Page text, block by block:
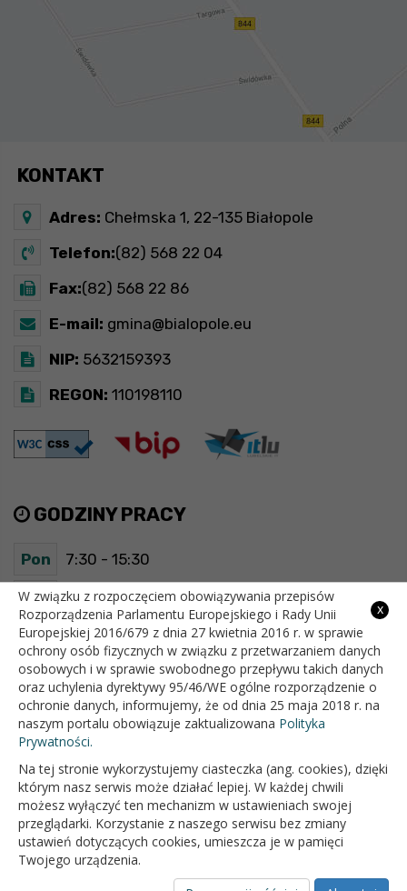
KONTAKT
Adres: Chełmska 1, 22-135 Białopole
Telefon:(82) 568 22 04
Fax:(82) 568 22 86
E-mail: gmina@bialopole.eu
NIP: 5632159393
REGON: 110198110
GODZINY PRACY
Pon 7:30 - 15:30
Wt 7:30 - 15:30
Śr 7:30 - 15:30
Czw 7:30 - 15:30
Pt 7:30 - 15:30
OFICJALNY SERWIS INTERNETOWY GMINY BIAŁOPOLE
x
W związku z rozpoczęciem obowiązywania przepisów
Rozporządzenia Parlamentu Europejskiego i Rady Unii
Europejskiej 2016/679 z dnia 27 kwietnia 2016 r. w sprawie
ochrony osób fizycznych w związku z przetwarzaniem danych
osobowych i w sprawie swobodnego przepływu takich danych
oraz uchylenia dyrektywy 95/46/WE ogólne rozporządzenie o
ochronie danych, informujemy, że od dnia 25 maja 2018 r. na
naszym portalu obowiązuje zaktualizowana Polityka
Prywatności.
Na tej stronie wykorzystujemy ciasteczka (ang. cookies), dzięki
którym nasz serwis może działać lepiej. W każdej chwili
możesz wyłączyć ten mechanizm w ustawieniach swojej
przeglądarki. Korzystanie z naszego serwisu bez zmiany
ustawień dotyczących cookies, umieszcza je w pamięci
Twojego urządzenia.